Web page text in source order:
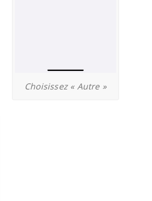
Choisissez « Autre »